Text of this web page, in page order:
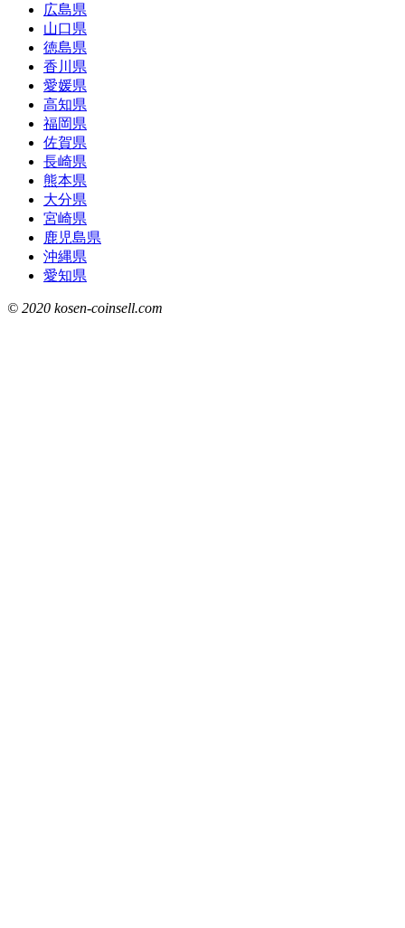
広島県
山口県
徳島県
香川県
愛媛県
高知県
福岡県
佐賀県
長崎県
熊本県
大分県
宮崎県
鹿児島県
沖縄県
愛知県
© 2020 kosen-coinsell.com